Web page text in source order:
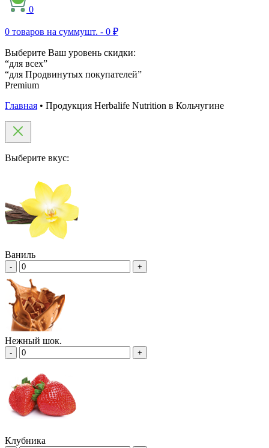
0
0 товаров на суммушт. - 0 ₽
Выберите Ваш уровень скидки:
“для всех”
“для Продвинутых покупателей”
Premium
Главная • Продукция Herbalife Nutrition в Кольчугине
Выберите вкус:
Ваниль
- +
Нежный шок.
- +
Клубника